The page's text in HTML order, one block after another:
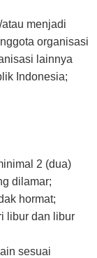
menjadi
organisasi
lainnya
Indonesia;
2 (dua)
dilamar;
hormat;
libur dan libur
sesuai